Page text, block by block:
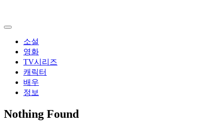
content
소설
영화
TV시리즈
캐릭터
배우
정보
Nothing Found